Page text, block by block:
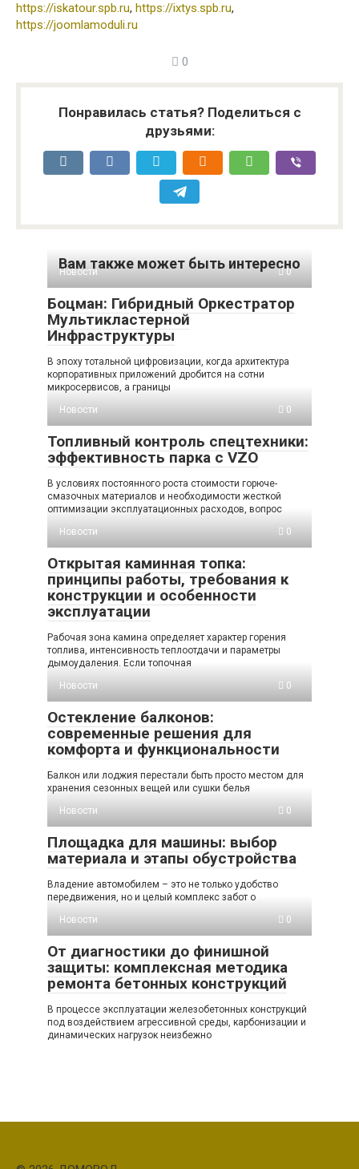
https://iskatour.spb.ru, https://ixtys.spb.ru,
https://joomlamoduli.ru
0
Понравилась статья? Поделиться с
друзьями:
Вам также может быть интересно
Новости 0
Боцман: Гибридный Оркестратор
Мультикластерной
Инфраструктуры
В эпоху тотальной цифровизации, когда архитектура
корпоративных приложений дробится на сотни
микросервисов, а границы
Новости
0
Топливный контроль спецтехники:
эффективность парка с VZO
В условиях постоянного роста стоимости горюче-
смазочных материалов и необходимости жесткой
оптимизации эксплуатационных расходов, вопрос
Новости
0
Открытая каминная топка:
принципы работы, требования к
конструкции и особенности
эксплуатации
Рабочая зона камина определяет характер горения
топлива, интенсивность теплоотдачи и параметры
дымоудаления. Если топочная
Новости
0
Остекление балконов:
современные решения для
комфорта и функциональности
Балкон или лоджия перестали быть просто местом для
хранения сезонных вещей или сушки белья
Новости
0
Площадка для машины: выбор
материала и этапы обустройства
Владение автомобилем – это не только удобство
передвижения, но и целый комплекс забот о
Новости
0
От диагностики до финишной
защиты: комплексная методика
ремонта бетонных конструкций
В процессе эксплуатации железобетонных конструкций
под воздействием агрессивной среды, карбонизации и
динамических нагрузок неизбежно